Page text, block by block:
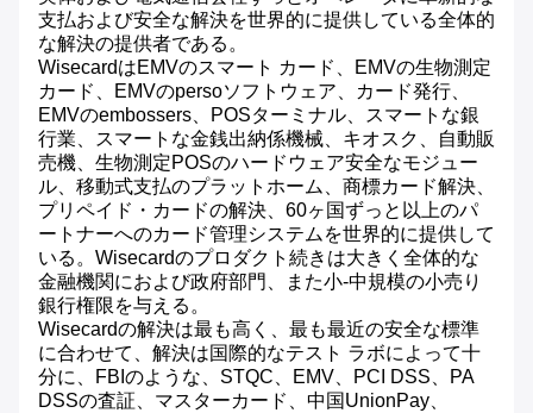
支払および安全な解決を世界的に提供している全体的
な解決の提供者である。
WisecardはEMVのスマート カード、EMVの生物測定
カード、EMVのpersoソフトウェア、カード発行、
EMVのembossers、POSターミナル、スマートな銀
行業、スマートな金銭出納係機械、キオスク、自動販
売機、生物測定POSのハードウェア安全なモジュー
ル、移動式支払のプラットホーム、商標カード解決、
プリペイド・カードの解決、60ヶ国ずっと以上のパ
ートナーへのカード管理システムを世界的に提供して
いる。Wisecardのプロダクト続きは大きく全体的な
金融機関におよび政府部門、また小-中規模の小売り
銀行権限を与える。
Wisecardの解決は最も高く、最も最近の安全な標準
に合わせて、解決は国際的なテスト ラボによって十
分に、FBIのような、STQC、EMV、PCI DSS、PA
DSSの査証、マスターカード、中国UnionPay、